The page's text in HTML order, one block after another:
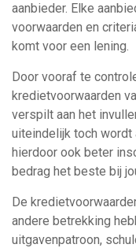
aanbieder. Elke
voorwaarden en
komt voor een lening.
Door vooraf te
kredietvoorwaarden
verspilt aan het
uiteindelijk toch wordt
hierdoor ook beter
bedrag het beste bij
De
andere betrekking
uitgavenpatroon,